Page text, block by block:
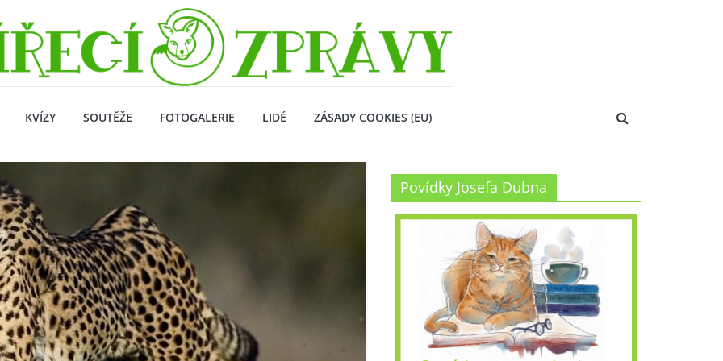
KVÍZY SOUTĚŽE FOTOGALERIE LIDÉ ZÁSADY COOKIES (EU)
Povídky Josefa Dubna